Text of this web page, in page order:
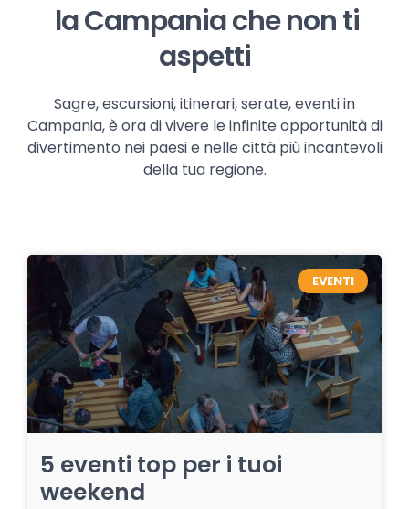
la Campania che non ti
aspetti
Sagre, escursioni, itinerari, serate, eventi in
Campania, è ora di vivere le infinite opportunità di
divertimento nei paesi e nelle città più incantevoli
della tua regione.
EVENTI
5 eventi top per i tuoi
weekend